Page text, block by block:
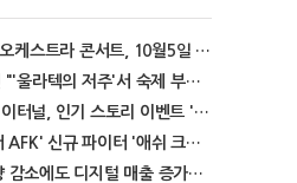
'러브 라이브!' 15주년 오케스트라 콘서트, 10월5일 한국서 첫 해외 공연
[인터뷰] WoW 개발진 "'울라텍의 저주'서 숙제 부담 줄이고 보상 높여"
SD건담 지 제네레이션 이터널, 인기 스토리 이벤트 '라크로아의 용사' 재개최
넷마블, '킹 오브 파이터 AFK' 신규 파이터 '애쉬 크림존' 업데이트
닌텐도, 스위치2 판매량 감소에도 디지털 매출 증가로 영익 급증